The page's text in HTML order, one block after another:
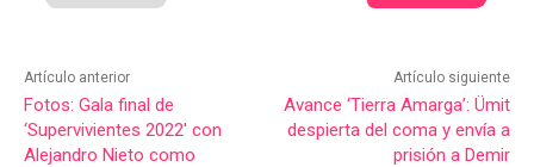
Artículo anterior
Fotos: Gala final de
‘Supervivientes 2022′ con
Alejandro Nieto como
Artículo siguiente
Avance ‘Tierra Amarga’: Ümit
despierta del coma y envía a
prisión a Demir